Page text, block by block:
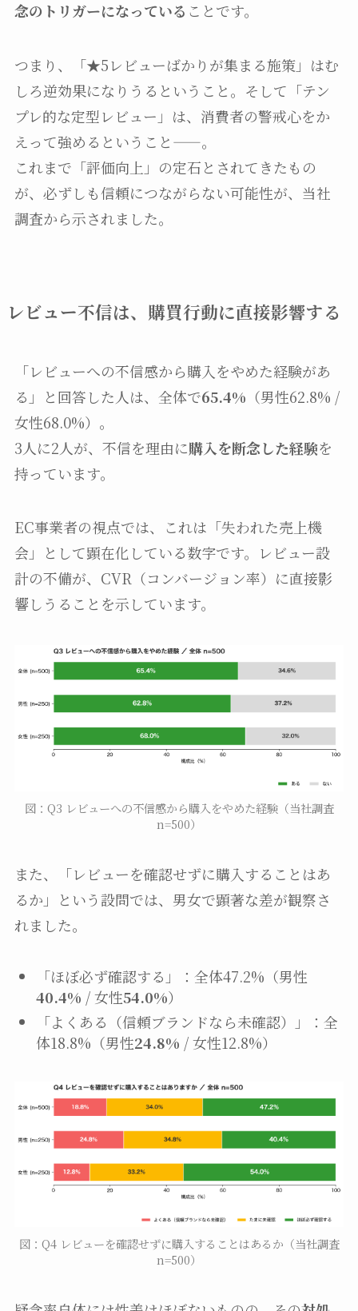
念のトリガーになっている ことです。
つまり、「★5レビューばかりが集まる施策」はむ
しろ逆効果になりうるということ。そして「テン
プレ的な定型レビュー」は、消費者の警戒心をか
えって強めるということ——。
これまで「評価向上」の定石とされてきたもの
が、必ずしも信頼につながらない可能性が、当社
調査から示されました。
レビュー不信は、購買行動に直接影響する
「レビューへの不信感から購入をやめた経験があ
る」と回答した人は、全体で65.4% （男性62.8% /
女性68.0%）。
3人に2人が、不信を理由に購入を断念した経験を
持っています。
EC事業者の視点では、これは「失われた売上機
会」として顕在化している数字です。レビュー設
計の不備が、CVR（コンバージョン率）に直接影
響しうることを示しています。
図：Q3 レビューへの不信感から購入をやめた経験（当社調査
n=500）
また、「レビューを確認せずに購入することはあ
るか」という設問では、男女で顕著な差が観察さ
れました。
「ほぼ必ず確認する」：全体47.2%（男性
40.4% / 女性54.0%）
「よくある（信頼ブランドなら未確認）」：全
体18.8%（男性24.8% / 女性12.8%）
図：Q4 レビューを確認せずに購入することはあるか（当社調査
n=500）